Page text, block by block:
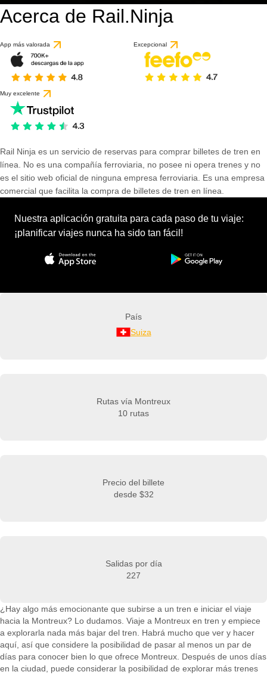
Acerca de Rail.Ninja
App más valorada Excepcional
Muy excelente
Rail Ninja es un servicio de reservas para comprar billetes de tren en
línea. No es una compañía ferroviaria, no posee ni opera trenes y no
es el sitio web oficial de ninguna empresa ferroviaria. Es una empresa
comercial que facilita la compra de billetes de tren en línea.
Nuestra aplicación gratuita para cada paso de tu viaje:
¡planificar viajes nunca ha sido tan fácil!
País
Suiza
Rutas vía Montreux
10 rutas
Precio del billete
desde $32
Salidas por día
227
¿Hay algo más emocionante que subirse a un tren e iniciar el viaje
hacia la Montreux? Lo dudamos. Viaje a Montreux en tren y empiece
a explorarla nada más bajar del tren. Habrá mucho que ver y hacer
aquí, así que considere la posibilidad de pasar al menos un par de
días para conocer bien lo que ofrece Montreux. Después de unos días
en la ciudad, puede considerar la posibilidad de explorar más trenes